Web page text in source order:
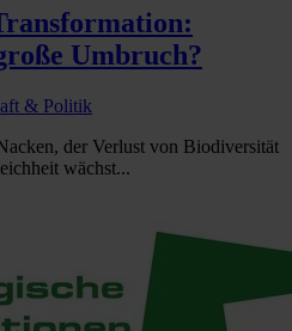
Umbruch?
& Politik
der Verlust von Biodiversität
wächst...